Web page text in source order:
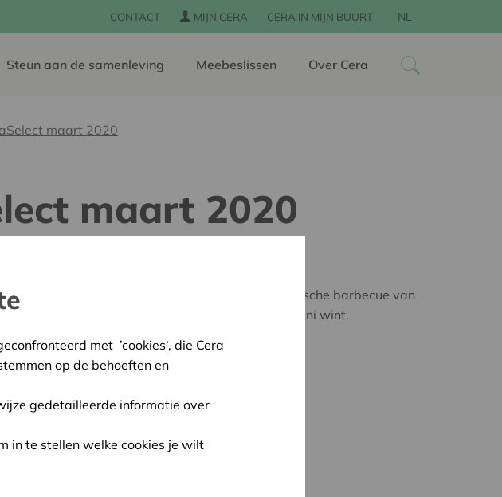
CONTACT MIJN CERA CERA IN MIJN BUURT NL
Steun aan de samenleving Meebeslissen Over Cera
maart 2020
maart 2020
wie er een luxe barbecue tuinfeest met keramische barbecue van
of een multifunctionele grillplaat van Bourgini wint.
met ’cookies‘, die Cera
op de behoeften en
gedetailleerde informatie over
in te stellen welke cookies je wilt